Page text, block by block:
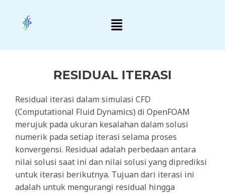
content
Menu
RESIDUAL ITERASI
Residual iterasi dalam simulasi CFD
(Computational Fluid Dynamics) di OpenFOAM
merujuk pada ukuran kesalahan dalam solusi
numerik pada setiap iterasi selama proses
konvergensi. Residual adalah perbedaan antara
nilai solusi saat ini dan nilai solusi yang diprediksi
untuk iterasi berikutnya. Tujuan dari iterasi ini
adalah untuk mengurangi residual hingga
navigation